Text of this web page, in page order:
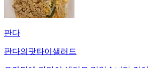
판다
판다의팟타이샐러드